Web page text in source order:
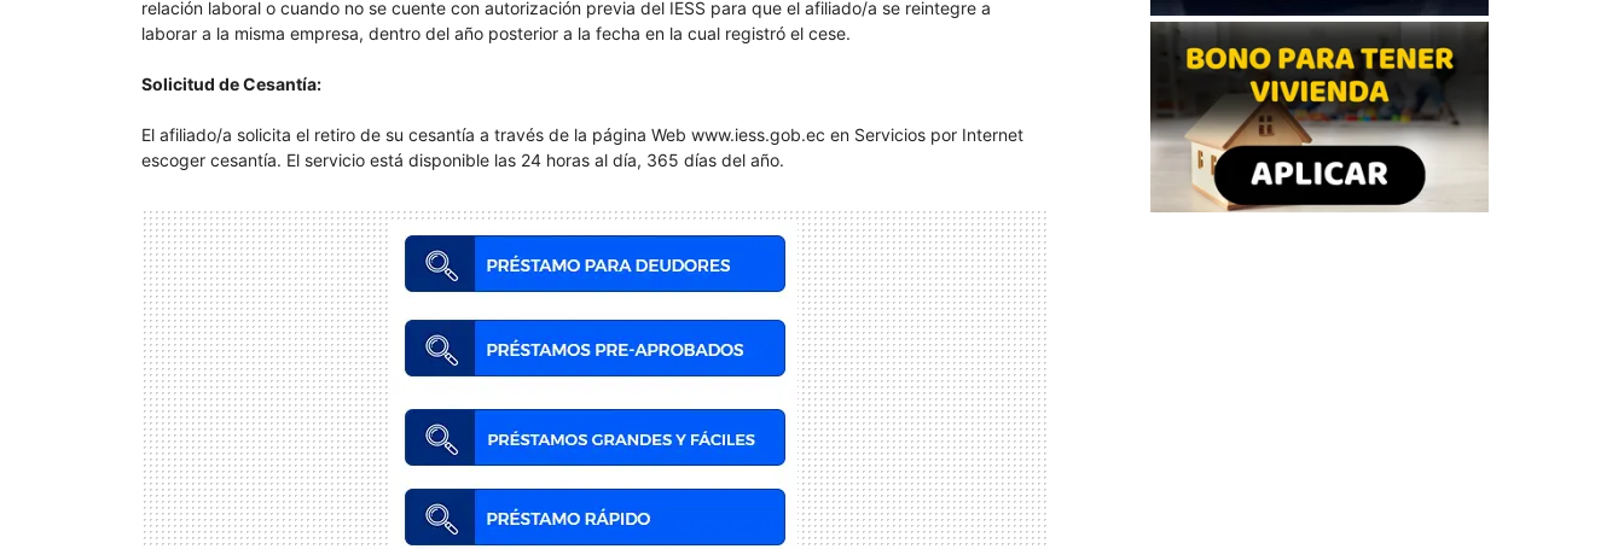
relación laboral o cuando no se cuente con autorización previa del IESS para que el afiliado/a se reintegre a
laborar a la misma empresa, dentro del año posterior a la fecha en la cual registró el cese.
Solicitud de Cesantía:
El afiliado/a solicita el retiro de su cesantía a través de la página Web www.iess.gob.ec en Servicios por Internet
escoger cesantía. El servicio está disponible las 24 horas al día, 365 días del año.